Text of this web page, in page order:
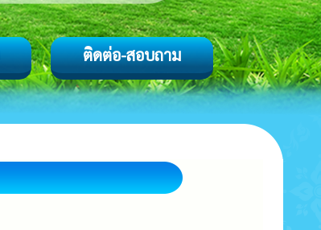
ติดต่อ-สอบถาม